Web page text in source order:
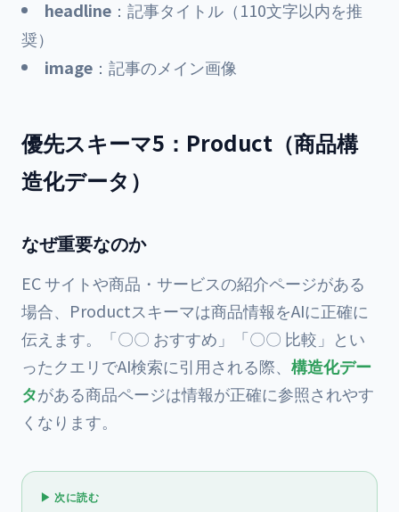
headline ：記事タイトル（110文字以内を推
奨）
image ：記事のメイン画像
優先スキーマ5：Product（商品構
造化データ）
なぜ重要なのか
EC サイトや商品・サービスの紹介ページがある
場合、Productスキーマは商品情報をAIに正確に
伝えます。「〇〇 おすすめ」「〇〇 比較」とい
ったクエリでAI検索に引用される際、 構造化デー
タがある商品ページは情報が正確に参照されやす
くなります。
▶ 次に読む